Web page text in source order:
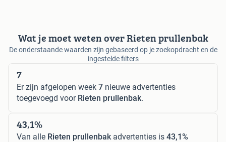
Wat je moet weten over Rieten prullenbak
De onderstaande waarden zijn gebaseerd op je zoekopdracht en de
ingestelde filters
7
Er zijn afgelopen week 7 nieuwe advertenties
toegevoegd voor Rieten prullenbak.
43,1%
Van alle Rieten prullenbak advertenties is 43,1%